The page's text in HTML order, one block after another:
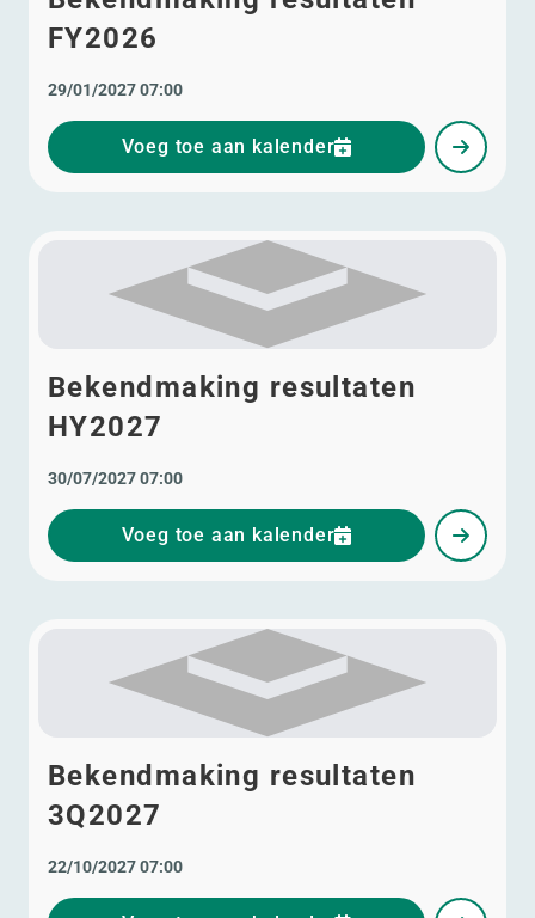
FY2026
29/01/2027 07:00
Voeg toe aan kalender
Bekendmaking resultaten
HY2027
30/07/2027 07:00
Voeg toe aan kalender
Bekendmaking resultaten
3Q2027
22/10/2027 07:00